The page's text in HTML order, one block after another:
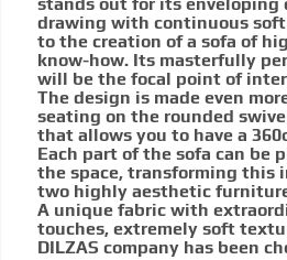
drawing with continuous
to the creation of a sofa of
know-how. Its masterfully
will be the focal point of
The design is made even
seating on the rounded
that allows you to have a
Each part of the sofa can be
the space, transforming this
two highly aesthetic
A unique fabric with
touches, extremely soft
DILZAS company has been